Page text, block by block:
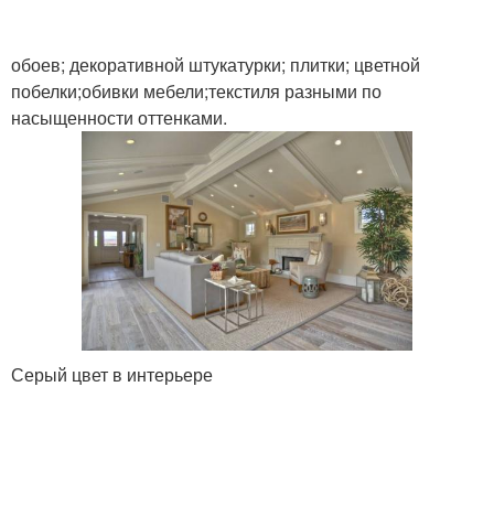
обоев; декоративной штукатурки; плитки; цветной
побелки;обивки мебели;текстиля разными по
насыщенности оттенками.
Серый цвет в интерьере